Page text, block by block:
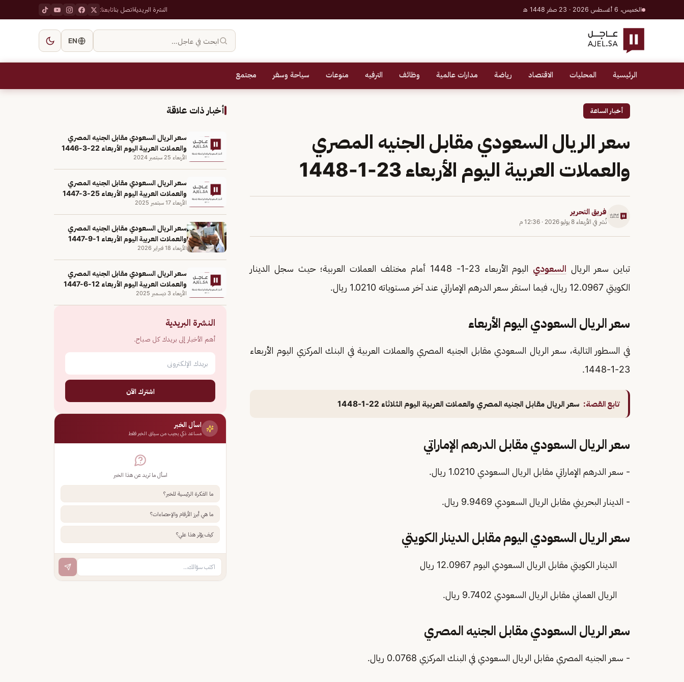
الخميس، 6 أغسطس 2026 · 23 صفر 1448 هـ النشرة البريديةاتصل بناتابعنا:
ابحث في عاجل… EN
الرئيسية المحليات الاقتصاد رياضة مدارات عالمية وظائف الترفيه منوعات سياحة وسفر مجتمع
أخبار الساعة
سعر الريال السعودي مقابل الجنيه المصري
والعملات العربية اليوم الأربعاء 23-1-1448
فريق التحرير
نُشر في الأربعاء 8 يوليو 2026 · 12:36 م
تباين سعر الريال السعودي
اليوم الأربعاء 23-1- 1448 أمام مختلف العملات العربية؛ حيث سجل الدينار
الكويتي 12.0967 ريال، فيما استقر سعر الدرهم الإماراتي عند آخر مستوياته 1.0210 ريال.
سعر الريال السعودي اليوم الأربعاء
في السطور التالية، سعر الريال السعودي مقابل الجنيه المصري والعملات العربية في البنك المركزي اليوم الأربعاء
23-1-1448.
تابع القصة: سعر الريال مقابل الجنيه المصري والعملات العربية اليوم الثلاثاء 22-1-1448
سعر الريال السعودي مقابل الدرهم الإماراتي
- سعر الدرهم الإماراتي مقابل الريال السعودي 1.0210 ريال.
- الدينار البحريني مقابل الريال السعودي 9.9469 ريال.
سعر الريال السعودي اليوم مقابل الدينار الكويتي
الدينار الكويتي مقابل الريال السعودي اليوم 12.0967 ريال
الريال العماني مقابل الريال السعودي 9.7402 ريال.
سعر الريال السعودي مقابل الجنيه المصري
- سعر الجنيه المصري مقابل الريال السعودي في البنك المركزي 0.0768 ريال.
أخبار ذات علاقة
سعر الريال السعودي مقابل الجنيه المصري
والعملات العربية اليوم الأربعاء 22-3-1446
الأربعاء 25 سبتمبر 2024
سعر الريال السعودي مقابل الجنيه المصري
والعملات العربية اليوم الأربعاء 25-3-1447
الأربعاء 17 سبتمبر 2025
سعر الريال السعودي مقابل الجنيه المصري
والعملات العربية اليوم الأربعاء 1-9-1447
الأربعاء 18 فبراير 2026
سعر الريال السعودي مقابل الجنيه المصري
والعملات العربية اليوم الأربعاء 12-6-1447
الأربعاء 3 ديسمبر 2025
النشرة البريدية
أهم الأخبار إلى بريدك كل صباح.
اشترك الآن
اسأل الخبر
مساعد ذكي يجيب من سياق الخبر فقط
اسأل ما تريد عن هذا الخبر
ما الفكرة الرئيسية للخبر؟
ما هي أبرز الأرقام والإحصاءات؟
كيف يؤثر هذا علي؟